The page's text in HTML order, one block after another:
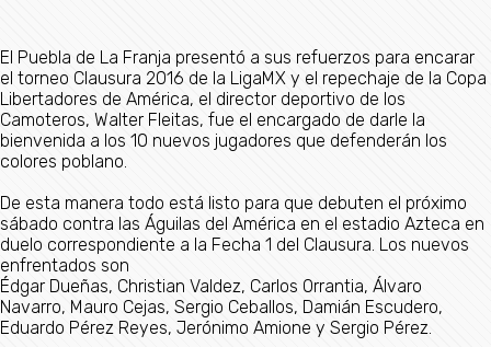
El Puebla de La Franja presentó a sus refuerzos para encarar
el torneo Clausura 2016 de la LigaMX y el repechaje de la Copa
Libertadores de América, el director deportivo de los
Camoteros, Walter Fleitas, fue el encargado de darle la
bienvenida a los 10 nuevos jugadores que defenderán los
colores poblano.
De esta manera todo está listo para que debuten el próximo
sábado contra las Águilas del América en el estadio Azteca en
duelo correspondiente a la Fecha 1 del Clausura. Los nuevos
enfrentados son
Édgar Dueñas, Christian Valdez, Carlos Orrantia, Álvaro
Navarro, Mauro Cejas, Sergio Ceballos, Damián Escudero,
Eduardo Pérez Reyes, Jerónimo Amione y Sergio Pérez.